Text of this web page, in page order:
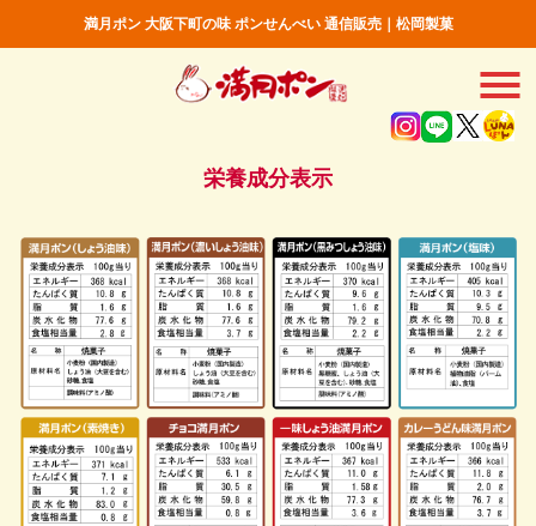
満月ポン 大阪下町の味 ポンせんべい 通信販売｜松岡製菓
栄養成分表示